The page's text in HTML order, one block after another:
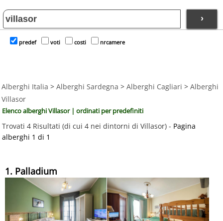
›
predef voti costi nrcamere
Alberghi Italia > Alberghi Sardegna > Alberghi Cagliari > Alberghi
Villasor
Elenco alberghi Villasor | ordinati per predefiniti
Trovati 4 Risultati (di cui 4 nei dintorni di Villasor) - Pagina
alberghi 1 di 1
1. Palladium